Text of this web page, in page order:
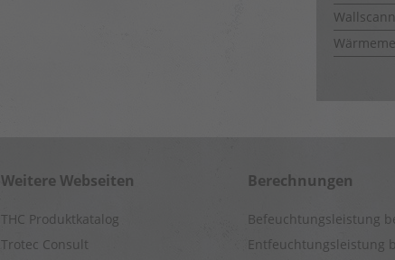
Weitere Webseiten
THC Produktkatalog
Trotec Consult
Berechnungen
Befeuchtungsleistung
Entfeuchtungsleistung